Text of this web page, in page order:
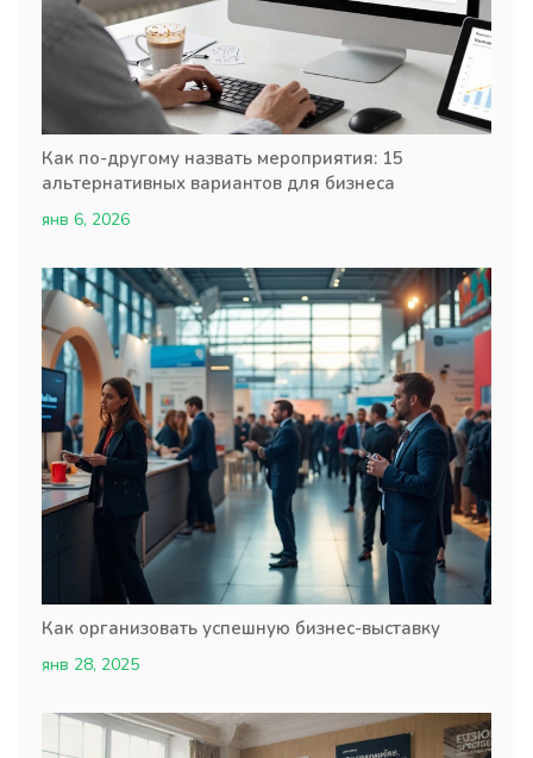
Как по-другому назвать мероприятия: 15
альтернативных вариантов для бизнеса
янв 6, 2026
Как организовать успешную бизнес-выставку
янв 28, 2025